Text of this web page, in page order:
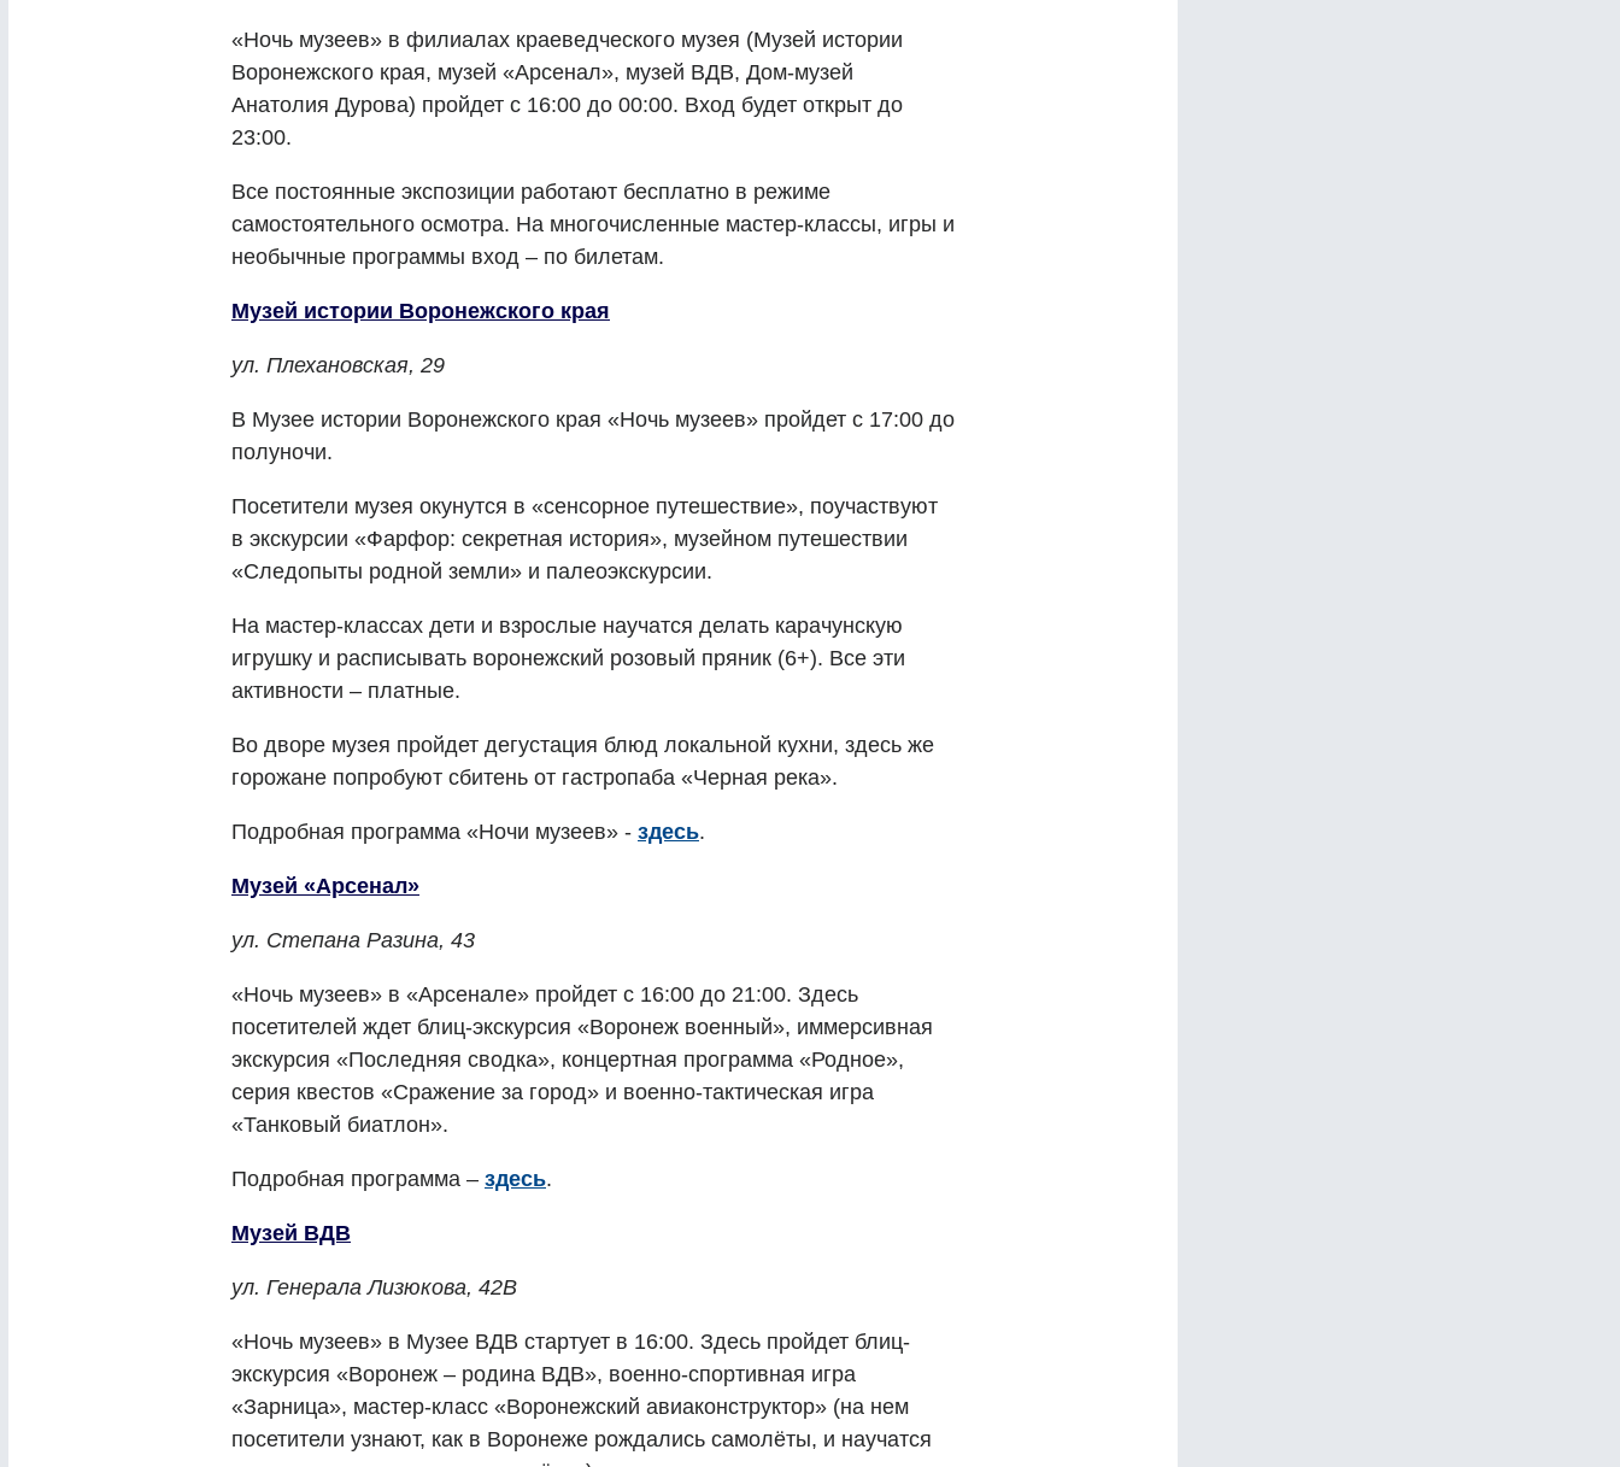
«Ночь музеев» в филиалах краеведческого музея (Музей истории
Воронежского края, музей «Арсенал», музей ВДВ, Дом-музей
Анатолия Дурова) пройдет с 16:00 до 00:00. Вход будет открыт до
23:00.
Все постоянные экспозиции работают бесплатно в режиме
самостоятельного осмотра. На многочисленные мастер-классы, игры и
необычные программы вход – по билетам.
Музей истории Воронежского края
ул. Плехановская, 29
В Музее истории Воронежского края «Ночь музеев» пройдет с 17:00 до
полуночи.
Посетители музея окунутся в «сенсорное путешествие», поучаствуют
в экскурсии «Фарфор: секретная история», музейном путешествии
«Следопыты родной земли» и палеоэкскурсии.
На мастер-классах дети и взрослые научатся делать карачунскую
игрушку и расписывать воронежский розовый пряник (6+). Все эти
активности – платные.
Во дворе музея пройдет дегустация блюд локальной кухни, здесь же
горожане попробуют сбитень от гастропаба «Черная река».
Подробная программа «Ночи музеев» - здесь.
Музей «Арсенал»
ул. Степана Разина, 43
«Ночь музеев» в «Арсенале» пройдет с 16:00 до 21:00. Здесь
посетителей ждет блиц-экскурсия «Воронеж военный», иммерсивная
экскурсия «Последняя сводка», концертная программа «Родное»,
серия квестов «Сражение за город» и военно-тактическая игра
«Танковый биатлон».
Подробная программа – здесь.
Музей ВДВ
ул. Генерала Лизюкова, 42В
«Ночь музеев» в Музее ВДВ стартует в 16:00. Здесь пройдет блиц-
экскурсия «Воронеж – родина ВДВ», военно-спортивная игра
«Зарница», мастер-класс «Воронежский авиаконструктор» (на нем
посетители узнают, как в Воронеже рождались самолёты, и научатся